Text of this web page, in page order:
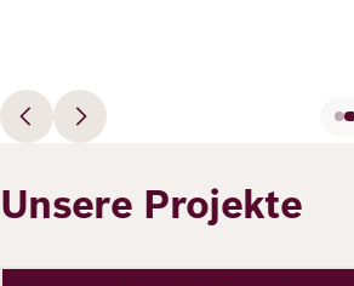
Unsere Projekte